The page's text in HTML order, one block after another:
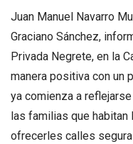
Juan Manuel Navarro
Graciano Sánchez,
Privada Negrete, en la
manera positiva con un
ya comienza a
las familias que
ofrecerles calles